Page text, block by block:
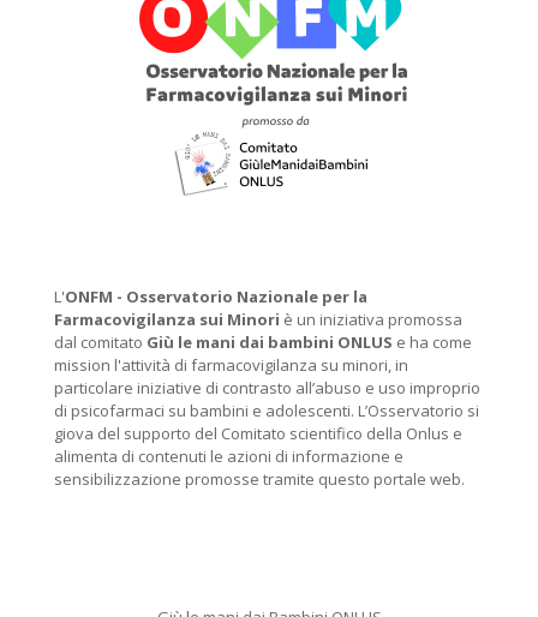
L'ONFM - Osservatorio Nazionale per la
Farmacovigilanza sui Minori è un iniziativa promossa
dal comitato Giù le mani dai bambini ONLUS e ha come
mission l'attività di farmacovigilanza su minori, in
particolare iniziative di contrasto all’abuso e uso improprio
di psicofarmaci su bambini e adolescenti. L’Osservatorio si
giova del supporto del Comitato scientifico della Onlus e
alimenta di contenuti le azioni di informazione e
sensibilizzazione promosse tramite questo portale web.